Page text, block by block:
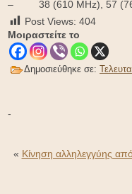
– 38 (610 MHz), 57
Post Views: 404
Μοιραστείτε το
Δημοσιεύθηκε σε:
-
« Κίνηση αλληλεγγύης